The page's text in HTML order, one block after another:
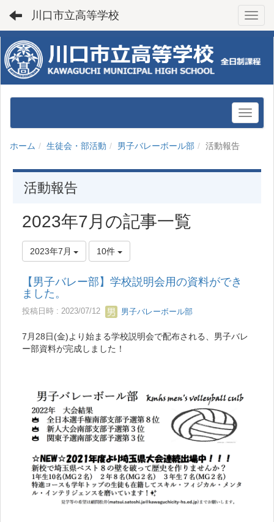
川口市立高等学校
ホーム 生徒会・部活動 男子バレーボール部 活動報告
活動報告
2023年7月の記事一覧
2023年7月 10件
【男子バレー部】学校説明会用の資料ができ
ました。
投稿日時 : 2023/07/12 男子バレーボール部
7月28日(金)より始まる学校説明会で配布される、男子バレ
ー部資料が完成しました！